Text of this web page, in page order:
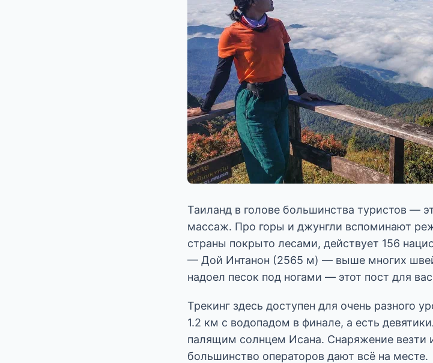
Таиланд в голове большинства туристов —
массаж. Про горы и джунгли вспоминают
страны покрыто лесами, действует 156
— Дой Интанон (2565 м) — выше многих
надоел песок под ногами — этот пост для
Трекинг здесь доступен для очень разного
1.2 км с водопадом в финале, а есть
палящим солнцем Исана. Снаряжение везти
большинство операторов дают всё на месте.